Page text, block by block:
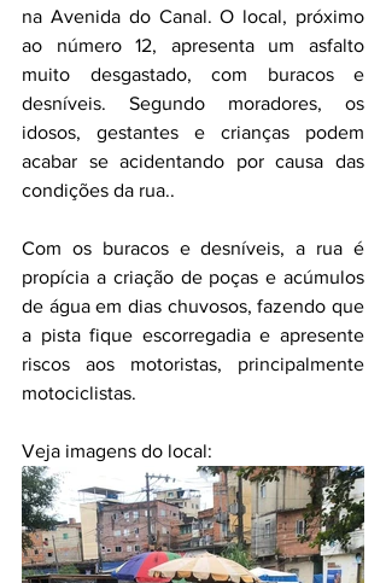
na Avenida do Canal. O local, próximo
ao número 12, apresenta um asfalto
muito desgastado, com buracos e
desníveis. Segundo moradores, os
idosos, gestantes e crianças podem
acabar se acidentando por causa das
condições da rua..
Com os buracos e desníveis, a rua é
propícia a criação de poças e acúmulos
de água em dias chuvosos, fazendo que
a pista fique escorregadia e apresente
riscos aos motoristas, principalmente
motociclistas.
Veja imagens do local: